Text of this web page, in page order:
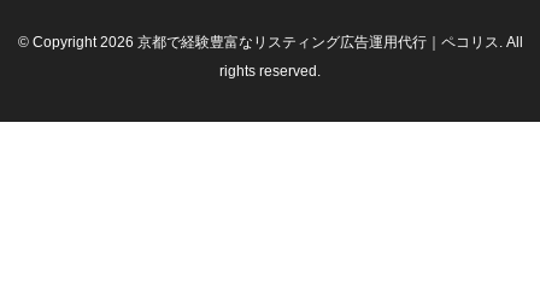
© Copyright 2026 京都で経験豊富なリスティング広告運用代行｜ペコリス. All
rights reserved.